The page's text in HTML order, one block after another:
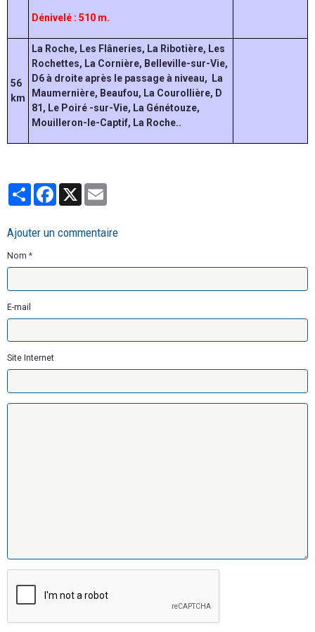
Dénivelé : 510 m.
56
km
La Roche, Les Flâneries, La Ribotière, Les
Rochettes, La Cornière, Belleville-sur-Vie,
D6 à droite après le passage à niveau, La
Maumernière, Beaufou, La Courollière, D
81, Le Poiré -sur-Vie, La Génétouze,
Mouilleron-le-Captif, La Roche..
PartagerFacebook
Ajouter un commentaire
Nom
E-mail
Site Internet